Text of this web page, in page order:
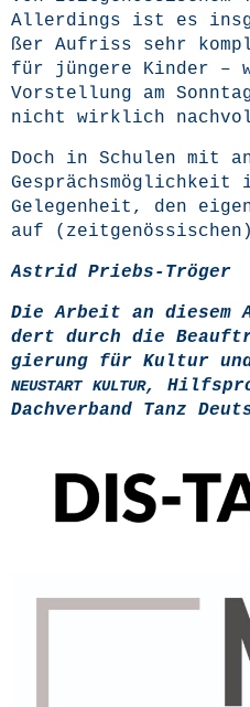
Aller­dings ist es
ßer Auf­riss sehr
für jün­ge­re Kin­der –
Vor­stel­lung am
nicht wirk­lich
Doch in Schu­len mit
Gele­gen­heit, den
auf
Astrid Priebs-Trö­ger
Die Arbeit an
dert durch die
gie­rung für Kul­tur und
NEUSTART KULTUR,
Dach­ver­band Tanz